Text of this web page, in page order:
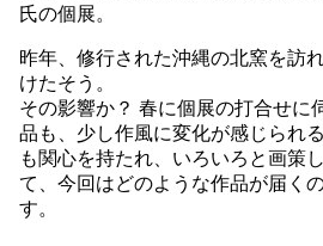
氏の個展。
昨年、修行された沖縄の北窯を訪
けたそう。
その影響か？ 春に個展の打合せに
品も、少し作風に変化が感じられ
も関心を持たれ、いろいろと画策
て、今回はどのような作品が届く
す。